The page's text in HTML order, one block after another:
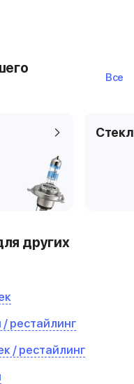
Все
других
/ рестайлинг
/ рестайлинг